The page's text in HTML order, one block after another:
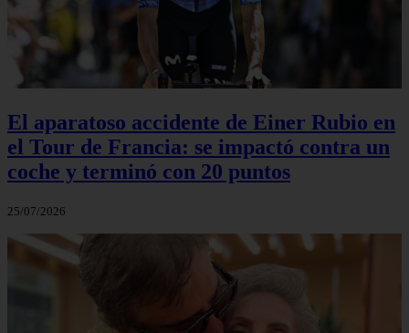
El aparatoso accidente de Einer Rubio en
el Tour de Francia: se impactó contra un
coche y terminó con 20 puntos
25/07/2026